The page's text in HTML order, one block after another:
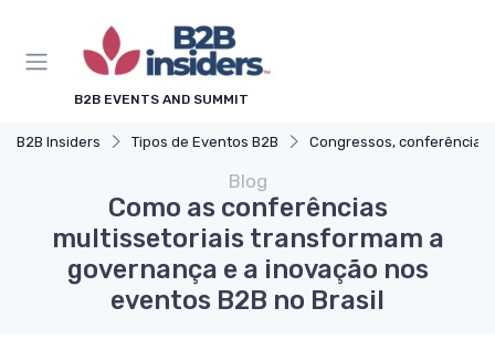
B2B EVENTS AND SUMMIT
B2B Insiders Tipos de Eventos B2B Congressos, conferências e simpósios
Blog
Como as conferências
multissetoriais transformam a
governança e a inovação nos
eventos B2B no Brasil